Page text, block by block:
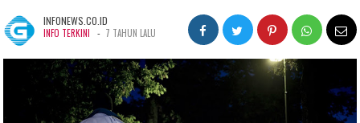
INFONEWS.CO.ID
INFO TERKINI - 7 TAHUN LALU